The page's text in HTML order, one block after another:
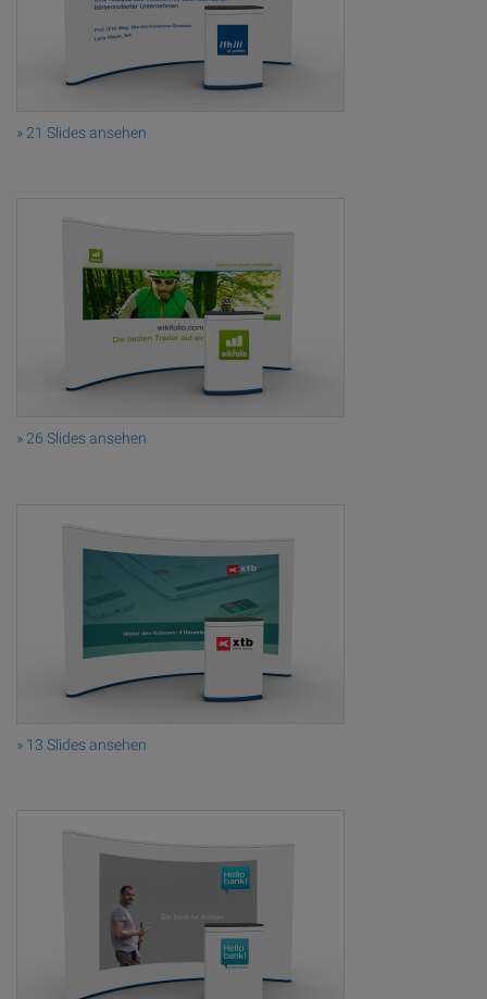
» 21 Slides ansehen
» 26 Slides ansehen
» 13 Slides ansehen